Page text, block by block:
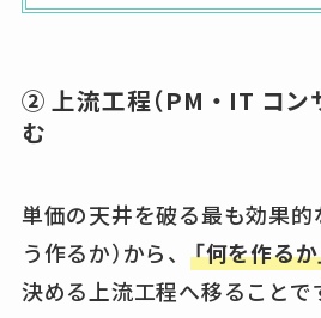
② 上流工程（PM・IT コン
む
単価の天井を破る最も効果的
う作るか）から、 「何を作るか
決める上流工程へ移ることで